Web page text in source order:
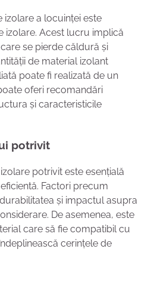
izolare a locuinței este
izolare. Acest lucru implică
se pierde căldură și
de material izolant
poate fi realizată de un
oferi recomandări
și caracteristicile
potrivit
potrivit este esențială
Factori precum
și impactul asupra
De asemenea, este
care să fie compatibil cu
cerințele de